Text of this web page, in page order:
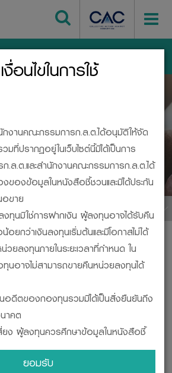
เข้าสู่ระบบ
INVESTMENT
กองทุนรวม
นี้
อล เอช เจแปน - E
ค่า (LHJAPE-A)
สิงหาคม 2026
อนไขในการใช้
งานคณะกรรมการก.ล.ต.ได้อนุมัติให้จัด
ที่ปรากฏอยู่ในเว็บไซต์นี้มิได้เป็นการ
.ล.ต.และสำนักงานคณะกรรมการก.ล.ต.ได้
องข้อมูลในหนังสือชี้ชวนและมิได้ประกัน
ขาย
ทุนมิใช่การฝากเงิน ผู้ลงทุนอาจได้รับคืน
ยกว่าเงินลงทุนเริ่มต้นและมีโอกาสไม่ได้
วยลงทุนภายในระยะเวลาที่กำหนด ใน
อาจไม่สามารถขายคืนหน่วยลงทุนได้
อดีตของกองทุนรวมมิได้เป็นสิ่งยืนยันถึง
าคต
ยง ผู้ลงทุนควรศึกษาข้อมูลในหนังสือชี้
รตัดสินใจลงทุนและควรเก็บเป็นข้อมูลไว้
กต้องการข้อมูลเพิ่มเติม สามารถขอ
ยอมรับ